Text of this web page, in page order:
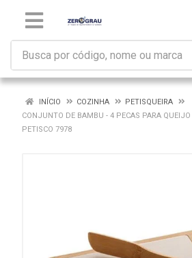
INÍCIO COZINHA
PETISQUEIRA
CONJUNTO DE BAMBU - 4 PECAS PARA QUEIJO
PETISCO 7978